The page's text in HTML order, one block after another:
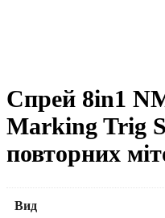
Спрей 8in1
Marking Trig
повторних
Вид